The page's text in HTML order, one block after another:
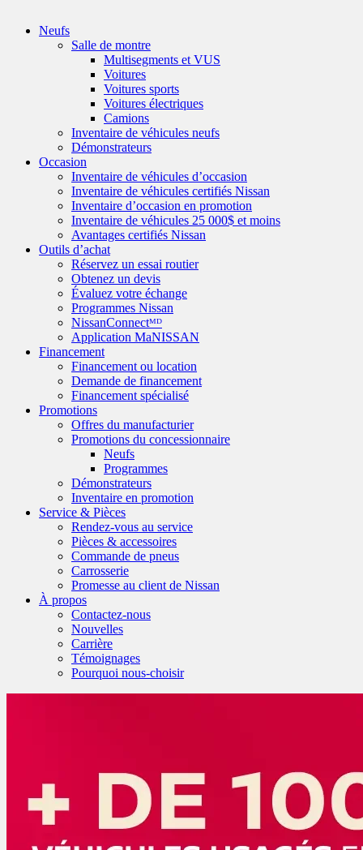
Neufs
Salle de montre
Multisegments et VUS
Voitures
Voitures sports
Voitures électriques
Camions
Inventaire de véhicules neufs
Démonstrateurs
Occasion
Inventaire de véhicules d’occasion
Inventaire de véhicules certifiés Nissan
Inventaire d’occasion en promotion
Inventaire de véhicules 25 000$ et moins
Avantages certifiés Nissan
Outils d’achat
Réservez un essai routier
Obtenez un devis
Évaluez votre échange
Programmes Nissan
NissanConnectᴹᴰ
Application MaNISSAN
Financement
Financement ou location
Demande de financement
Financement spécialisé
Promotions
Offres du manufacturier
Promotions du concessionnaire
Neufs
Programmes
Démonstrateurs
Inventaire en promotion
Service & Pièces
Rendez-vous au service
Pièces & accessoires
Commande de pneus
Carrosserie
Promesse au client de Nissan
À propos
Contactez-nous
Nouvelles
Carrière
Témoignages
Pourquoi nous-choisir